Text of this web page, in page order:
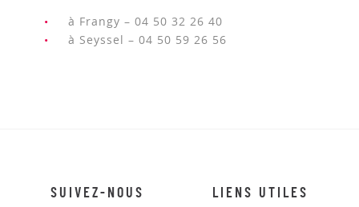
à Frangy – 04 50 32 26 40
à Seyssel – 04 50 59 26 56
SUIVEZ-NOUS LIENS UTILES